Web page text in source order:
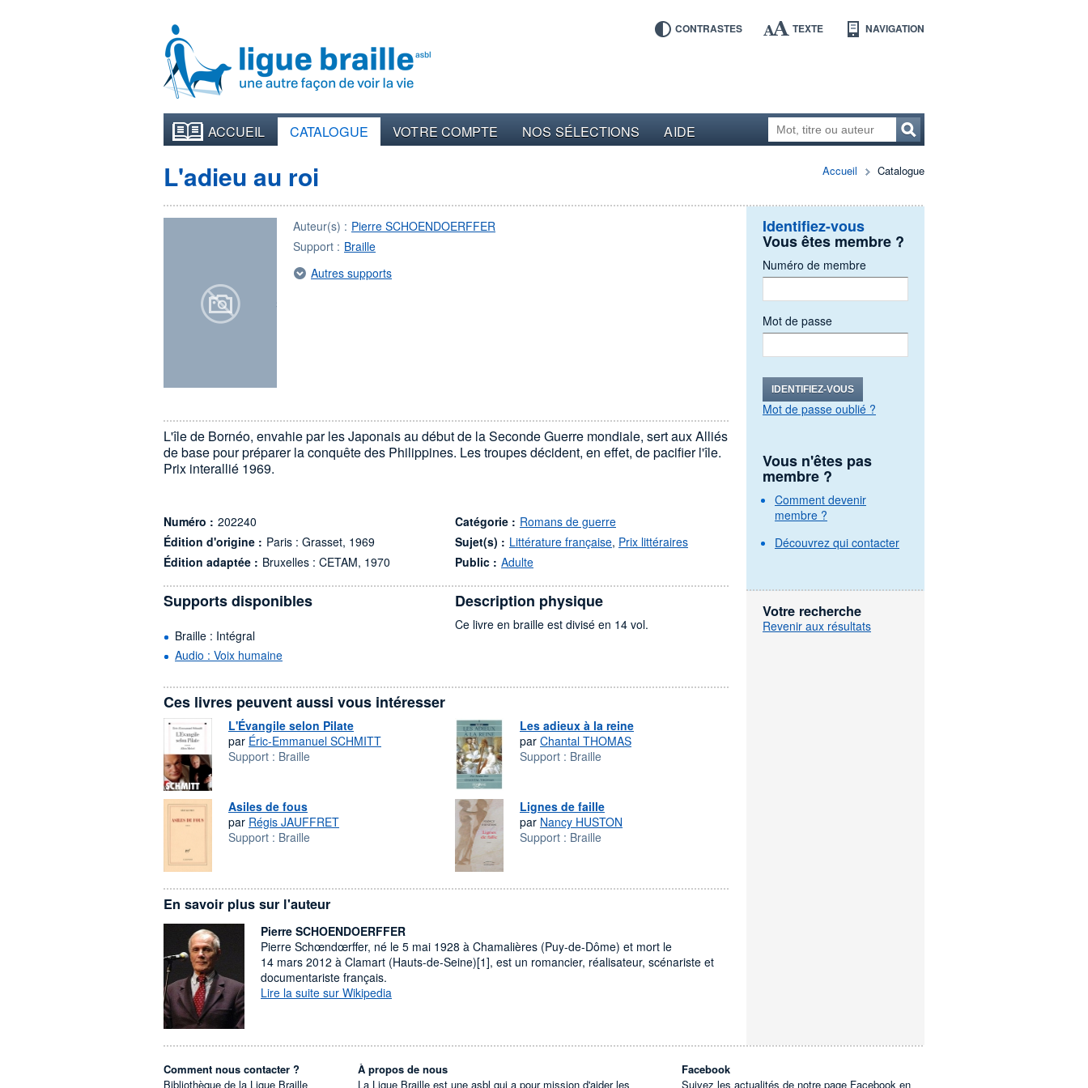
CONTRASTES TEXTE NAVIGATION
ACCUEIL CATALOGUE VOTRE COMPTE NOS SÉLECTIONS AIDE
Accueil Catalogue
L'adieu au roi
Auteur(s) : Pierre SCHOENDOERFFER
Support : Braille
Autres supports
L'île de Bornéo, envahie par les Japonais au début de la Seconde Guerre mondiale, sert aux Alliés
de base pour préparer la conquête des Philippines. Les troupes décident, en effet, de pacifier l'île.
Prix interallié 1969.
Numéro : 202240
Édition d'origine : Paris : Grasset, 1969
Édition adaptée : Bruxelles : CETAM, 1970
Catégorie : Romans de guerre
Sujet(s) : Littérature française, Prix littéraires
Public : Adulte
Supports disponibles
Braille : Intégral
Audio : Voix humaine
Description physique
Ce livre en braille est divisé en 14 vol.
Ces livres peuvent aussi vous intéresser
L'Évangile selon Pilate
par Éric-Emmanuel SCHMITT
Support : Braille
Les adieux à la reine
par Chantal THOMAS
Support : Braille
Asiles de fous
par Régis JAUFFRET
Support : Braille
Lignes de faille
par Nancy HUSTON
Support : Braille
En savoir plus sur l'auteur
Pierre SCHOENDOERFFER
Pierre Schœndœrffer, né le 5 mai 1928 à Chamalières (Puy-de-Dôme) et mort le
14 mars 2012 à Clamart (Hauts-de-Seine)[1], est un romancier, réalisateur, scénariste et
documentariste français.
Lire la suite sur Wikipedia
Identifiez-vous
Vous êtes membre ?
Numéro de membre
Mot de passe
IDENTIFIEZ-VOUS
Mot de passe oublié ?
Vous n'êtes pas
membre ?
Comment devenir
membre ?
Découvrez qui contacter
Votre recherche
Revenir aux résultats
Comment nous contacter ?
Bibliothèque de la Ligue Braille
À propos de nous
La Ligue Braille est une asbl qui a pour mission d'aider les
Facebook
Suivez les actualités de notre page Facebook en